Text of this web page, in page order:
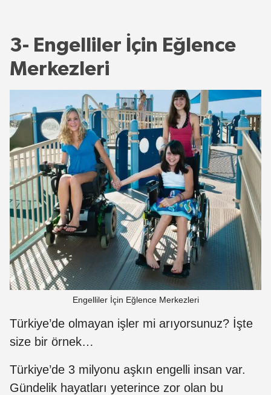
3- Engelliler İçin Eğlence
Merkezleri
Engelliler İçin Eğlence Merkezleri
Türkiye’de olmayan işler mi arıyorsunuz? İşte
size bir örnek…
Türkiye’de 3 milyonu aşkın engelli insan var.
Gündelik hayatları yeterince zor olan bu